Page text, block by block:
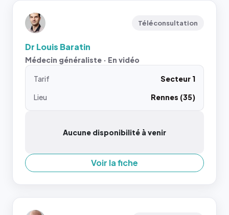
Téléconsultation
Dr Louis Baratin
Médecin généraliste · En vidéo
Tarif
Secteur 1
Lieu
Rennes (35)
Aucune disponibilité à venir
Voir la fiche